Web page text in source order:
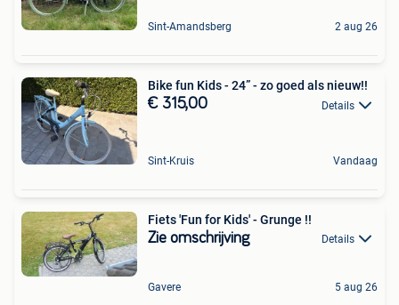
Sint-Amandsberg 2 aug 26
Bike fun Kids - 24” - zo goed als nieuw!!
€ 315,00 Details
Sint-Kruis Vandaag
Fiets 'Fun for Kids' - Grunge !!
Zie omschrijving Details
Gavere 5 aug 26